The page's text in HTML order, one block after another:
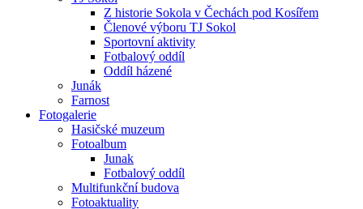
Z historie Sokola v Čechách pod Kosířem
Členové výboru TJ Sokol
Sportovní aktivity
Fotbalový oddíl
Oddíl házené
Junák
Farnost
Fotogalerie
Hasičské muzeum
Fotoalbum
Junak
Fotbalový oddíl
Multifunkční budova
Fotoaktuality